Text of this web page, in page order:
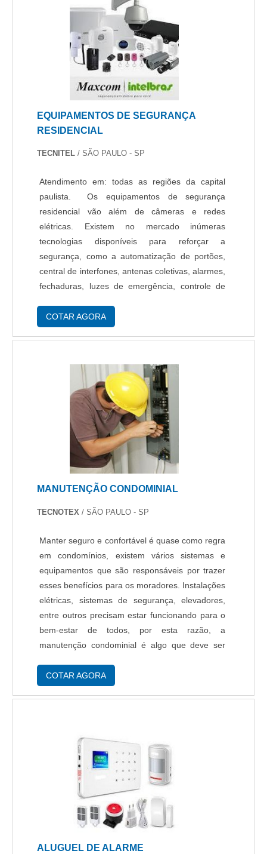
buscada na área de empresa de monitoramento
de câmeras. Prezando pelo que há de mais
moderno, traz inovações e variedades em leitor
facial e blindagem.Isso se deve ao fato de a
empresa ser comprometida com os serviços e
inovadora, qualificações construídas por focar
alta qualidade onde são realizadas as atividades
e tecnologia de ponta. Tudo isso, somado a uma
equipe com especialistas na área de atuação e
regularmente, garantem uma entrega de
excelência de ponta a ponta..
EQUIPAMENTOS DE SEGURANÇA
RESIDENCIAL
TECNITEL / SÃO PAULO - SP
Atendimento em: todas as regiões da capital
paulista. Os equipamentos de segurança
residencial vão além de câmeras e redes
elétricas. Existem no mercado inúmeras
tecnologias disponíveis para reforçar a
segurança, como a automatização de portões,
central de interfones, antenas coletivas, alarmes,
fechaduras, luzes de emergência, controle de
na escolha dos equipamentos de segurança
COTAR AGORA
MANUTENÇÃO CONDOMINIAL
TECNOTEX / SÃO PAULO - SP
Manter seguro e confortável é quase como regra
em condomínios, existem vários sistemas e
equipamentos que são responsáveis por trazer
esses benefícios para os moradores. Instalações
elétricas, sistemas de segurança, elevadores,
entre outros precisam estar funcionando para o
bem-estar de todos, por esta razão, a
manutenção condominial é algo que deve ser
serviço feito por profissionais qualificados....
COTAR AGORA
ALUGUEL DE ALARME